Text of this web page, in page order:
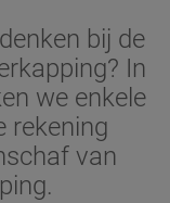
bij de
In
we enkele
rekening
van